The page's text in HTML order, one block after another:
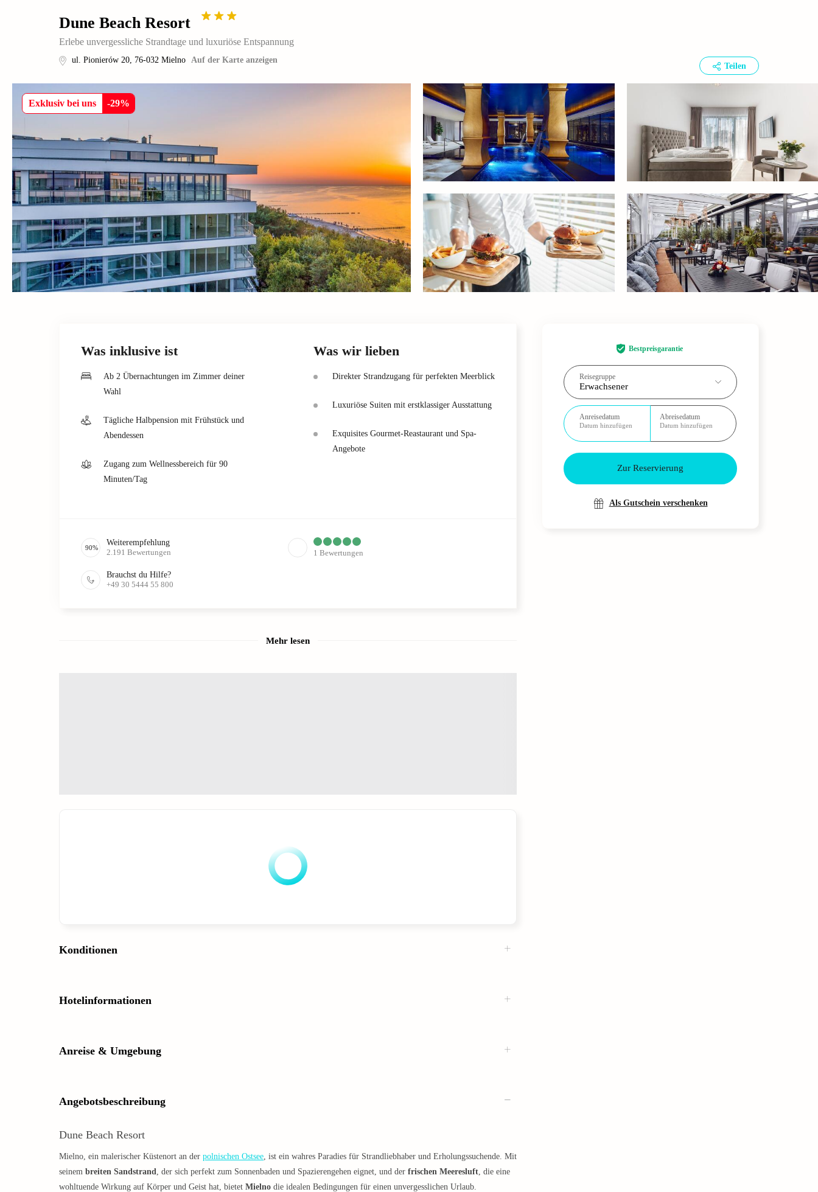
Dune Beach Resort
Erlebe unvergessliche Strandtage und luxuriöse Entspannung
ul. Pionierów 20, 76-032 Mielno Auf der Karte anzeigen
Teilen
Exklusiv bei uns -29%
Bestpreisgarantie
Reisegruppe
Erwachsener
Anreisedatum
Datum hinzufügen
Abreisedatum
Datum hinzufügen
Zur Reservierung
Als Gutschein verschenken
Was inklusive ist
Ab 2 Übernachtungen im Zimmer deiner
Wahl
Tägliche Halbpension mit Frühstück und
Abendessen
Zugang zum Wellnessbereich für 90
Minuten/Tag
Was wir lieben
Direkter Strandzugang für perfekten Meerblick
Luxuriöse Suiten mit erstklassiger Ausstattung
Exquisites Gourmet-Reastaurant und Spa-
Angebote
90%
Weiterempfehlung
2.191 Bewertungen 1 Bewertungen
Brauchst du Hilfe?
+49 30 5444 55 800
Mehr lesen
Konditionen
Hotelinformationen
Anreise & Umgebung
Angebotsbeschreibung
Dune Beach Resort
Mielno, ein malerischer Küstenort an der polnischen Ostsee , ist ein wahres Paradies für Strandliebhaber und Erholungssuchende. Mit
seinem breiten Sandstrand , der sich perfekt zum Sonnenbaden und Spazierengehen eignet, und der frischen Meeresluft , die eine
wohltuende Wirkung auf Körper und Geist hat, bietet Mielno die idealen Bedingungen für einen unvergesslichen Urlaub.